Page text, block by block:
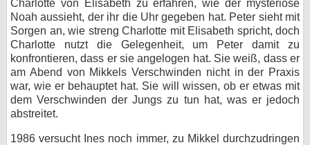
Charlotte von Elisabeth zu erfahren, wie der mysteriöse
Noah aussieht, der ihr die Uhr gegeben hat. Peter sieht mit
Sorgen an, wie streng Charlotte mit Elisabeth spricht, doch
Charlotte nutzt die Gelegenheit, um Peter damit zu
konfrontieren, dass er sie angelogen hat. Sie weiß, dass er
am Abend von Mikkels Verschwinden nicht in der Praxis
war, wie er behauptet hat. Sie will wissen, ob er etwas mit
dem Verschwinden der Jungs zu tun hat, was er jedoch
abstreitet.
1986 versucht Ines noch immer, zu Mikkel durchzudringen
Desktop-Ansicht
myFanbase